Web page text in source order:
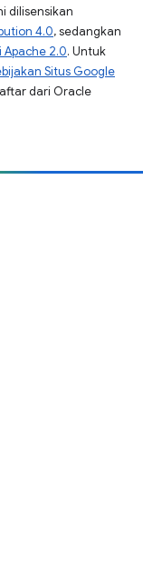
dilisensikan
4.0, sedangkan
Apache 2.0. Untuk
Situs Google
dari Oracle